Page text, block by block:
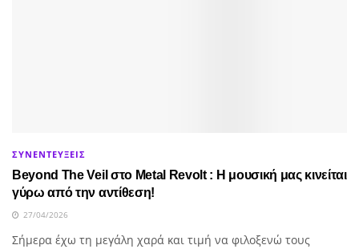
ΣΥΝΕΝΤΕΥΞΕΙΣ
Beyond The Veil στο Metal Revolt : Η μουσική μας κινείται
γύρω από την αντίθεση!
27/04/2026
Σήμερα έχω τη μεγάλη χαρά και τιμή να φιλοξενώ τους